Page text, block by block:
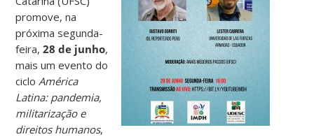
promove, na
próxima segunda-
feira,28 de junho,
mais um evento do
ciclo América
Latina: pandemia,
militarização e
direitos humanos,